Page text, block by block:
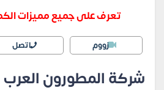
تعرف على جميع مميزات
زووم اتصل